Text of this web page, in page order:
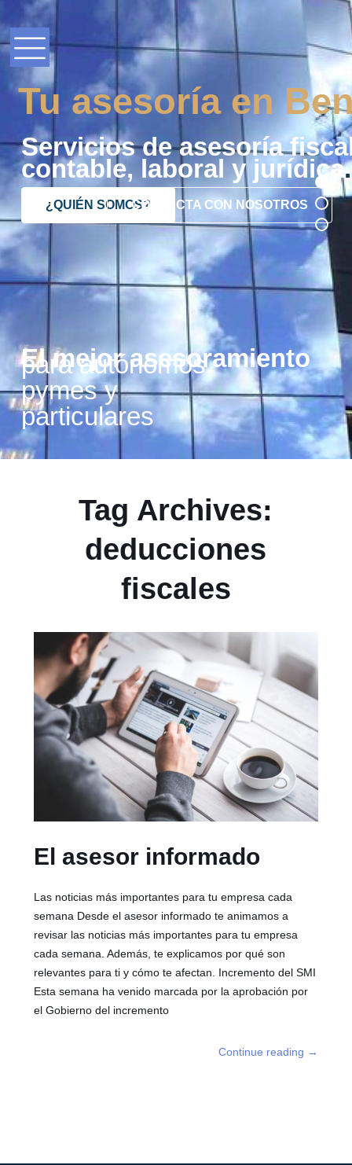
Tu asesoría en
Servicios de asesoría
contable, laboral y jurídica.
¿QUIÉN SOMOS?CONTACTA CON NOSOTROS
El mejor asesoramiento
para autónomos,
pymes y
particulares
Tag Archives:
deducciones
fiscales
El asesor informado
Las noticias más importantes para tu empresa cada
semana Desde el asesor informado te animamos a
revisar las noticias más importantes para tu empresa
cada semana. Además, te explicamos por qué son
relevantes para ti y cómo te afectan. Incremento del SMI
Esta semana ha venido marcada por la aprobación por
el Gobierno del incremento
Continue reading →